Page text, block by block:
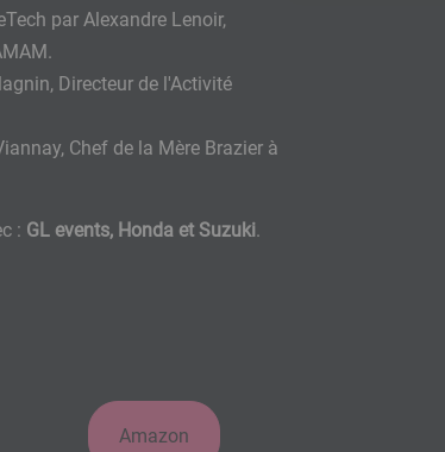
par Alexandre Lenoir,
Directeur de l'Activité
Chef de la Mère Brazier à
: GL events, Honda et Suzuki.
Amazon